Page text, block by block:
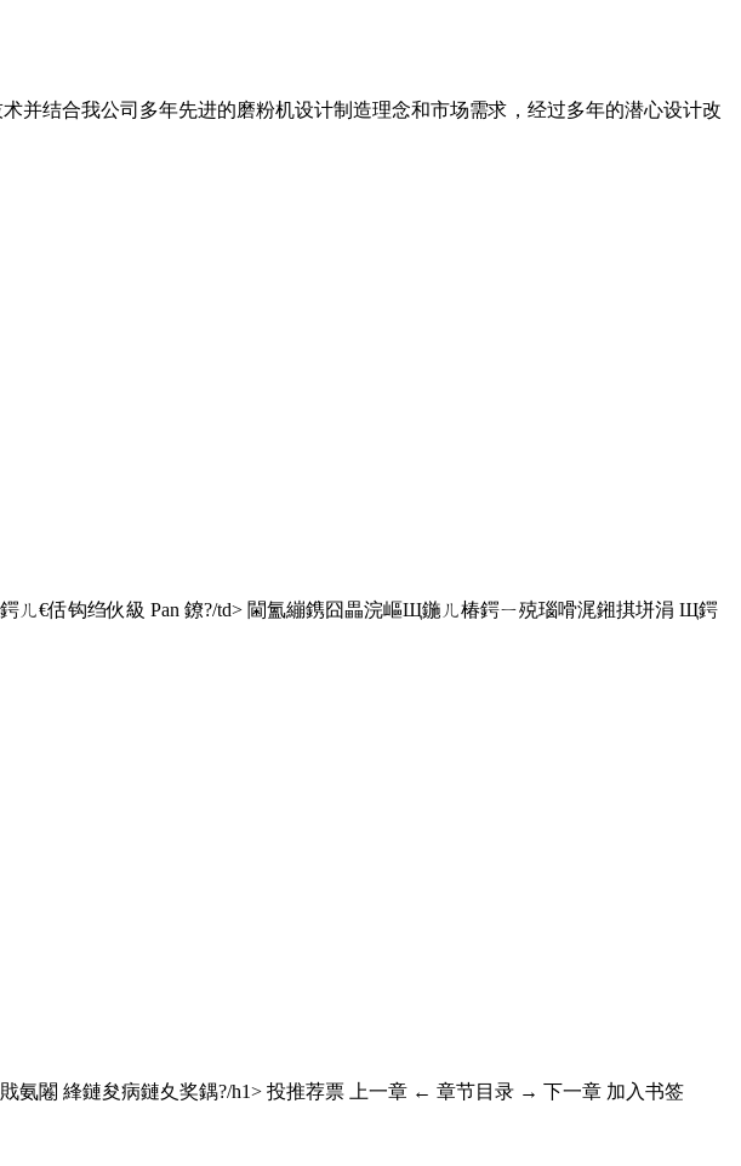
并结合我公司多年先进的磨粉机设计制造理念和市场需求，经过多年的潜心设计改
ㄦ€佸钩绉伙級 Pan 鐐?/td> 閫氳繃鎸囧畾浣嶇Щ鍦ㄦ椿鍔ㄧ殑瑙嗗浘鎺掑垪涓 Щ鍔
氨闂 綘鏈夋病鏈夊奖鍝?/h1> 投推荐票 上一章 ← 章节目录 → 下一章 加入书签